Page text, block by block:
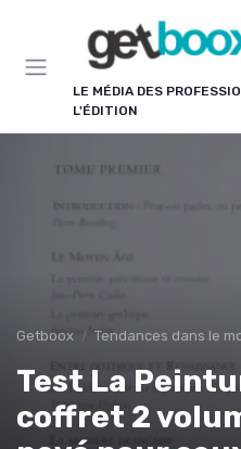
LE MÉDIA DES
L'ÉDITION
Getboox Tendances dans le monde
Test La
coffret 2